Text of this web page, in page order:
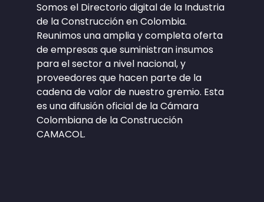
Somos el Directorio digital de la Industria
de la Construcción en Colombia.
Reunimos una amplia y completa oferta
de empresas que suministran insumos
para el sector a nivel nacional, y
proveedores que hacen parte de la
cadena de valor de nuestro gremio. Esta
es una difusión oficial de la Cámara
Colombiana de la Construcción
CAMACOL.